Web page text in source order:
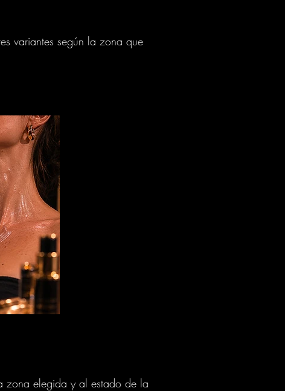
variantes según la zona que
zona elegida y al estado de la